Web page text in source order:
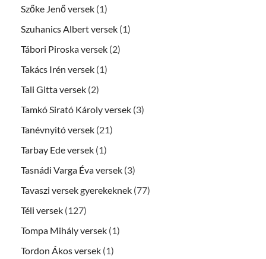
Szőke Jenő versek (1)
Szuhanics Albert versek (1)
Tábori Piroska versek (2)
Takács Irén versek (1)
Tali Gitta versek (2)
Tamkó Sirató Károly versek (3)
Tanévnyitó versek (21)
Tarbay Ede versek (1)
Tasnádi Varga Éva versek (3)
Tavaszi versek gyerekeknek (77)
Téli versek (127)
Tompa Mihály versek (1)
Tordon Ákos versek (1)